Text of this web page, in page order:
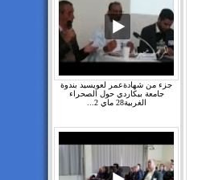
جزء من شهادةعمر لعويسيد بندوة
جامعة بيكاردي حول الصحراء
الغربية28 ماي 2...